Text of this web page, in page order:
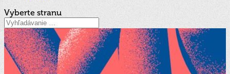
Vyberte stranu